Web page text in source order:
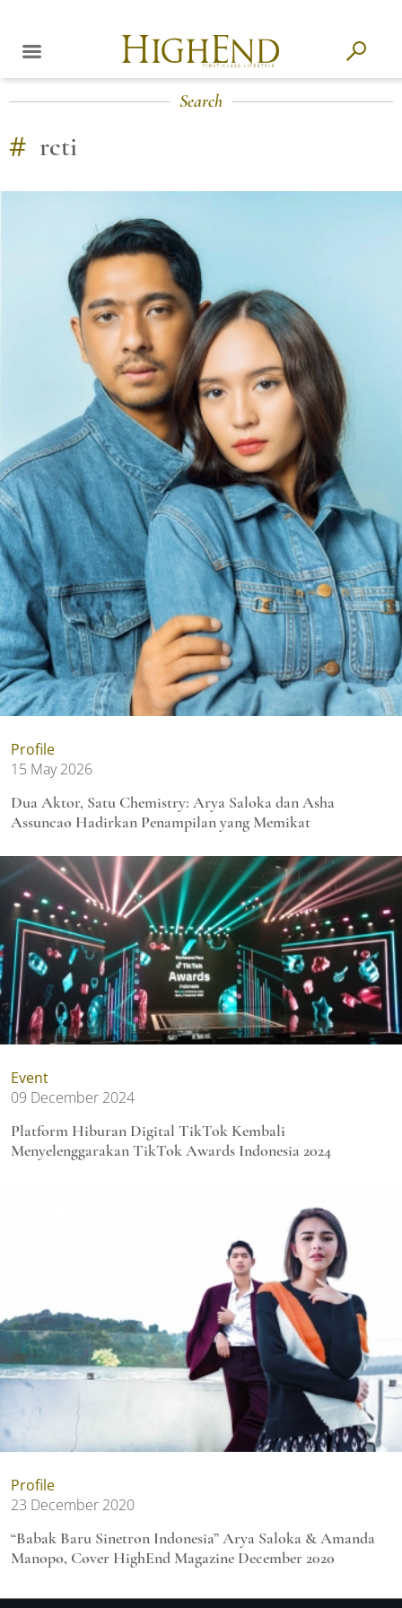
Search
# rcti
Profile
15 May 2026
Dua Aktor, Satu Chemistry: Arya Saloka dan Asha
Assuncao Hadirkan Penampilan yang Memikat
Event
09 December 2024
Platform Hiburan Digital TikTok Kembali
Menyelenggarakan TikTok Awards Indonesia 2024
Profile
23 December 2020
“Babak Baru Sinetron Indonesia” Arya Saloka & Amanda
Manopo, Cover HighEnd Magazine December 2020